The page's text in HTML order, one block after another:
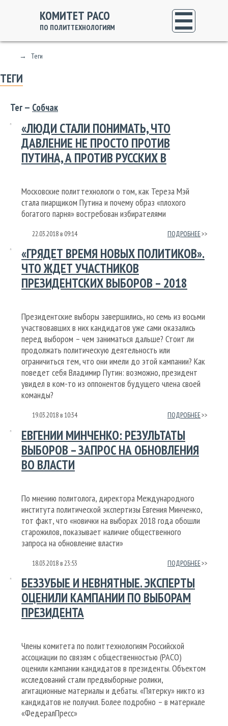
КОМИТЕТ РАСО
ПО ПОЛИТТЕХНОЛОГИЯМ
→ Теги
ТЕГИ
Тег — Собчак
«ЛЮДИ СТАЛИ ПОНИМАТЬ, ЧТО
ДАВЛЕНИЕ НЕ ПРОСТО ПРОТИВ
ПУТИНА, А ПРОТИВ РУССКИХ В
Московские политтехнологи о том, как Тереза Мэй
стала пиарщиком Путина и почему образ «плохого
богатого парня» востребован избирателями
22.03.2018 в 09:14 ПОДРОБНЕЕ
«ГРЯДЕТ ВРЕМЯ НОВЫХ ПОЛИТИКОВ».
ЧТО ЖДЕТ УЧАСТНИКОВ
ПРЕЗИДЕНТСКИХ ВЫБОРОВ – 2018
Президентские выборы завершились, но семь из восьми
участвовавших в них кандидатов уже сами оказались
перед выбором – чем заниматься дальше? Стоит ли
продолжать политическую деятельность или
ограничиться тем, что они имели до этой кампании? Как
поведет себя Владимир Путин: возможно, президент
увидел в ком-то из оппонентов будущего члена своей
команды?
19.03.2018 в 10:34 ПОДРОБНЕЕ
ЕВГЕНИЙ МИНЧЕНКО: РЕЗУЛЬТАТЫ
ВЫБОРОВ – ЗАПРОС НА ОБНОВЛЕНИЯ
ВО ВЛАСТИ
По мнению политолога, директора Международного
института политической экспертизы Евгения Минченко,
тот факт, что «новички на выборах 2018 года обошли
старожилов, показывает наличие общественного
запроса на обновление власти»
18.03.2018 в23:53 ПОДРОБНЕЕ
БЕЗЗУБЫЕ И НЕВНЯТНЫЕ. ЭКСПЕРТЫ
ОЦЕНИЛИ КАМПАНИИ ПО ВЫБОРАМ
ПРЕЗИДЕНТА
Члены комитета по политтехнологиям Российской
ассоциации по связям с общественностью (РАСО)
оценили кампании кандидатов в президенты. Объектом
исследований стали предвыборные ролики,
агитационные материалы и дебаты. «Пятерку» никто из
кандидатов не получил. Более подробно – в материале
«ФедералПресс»